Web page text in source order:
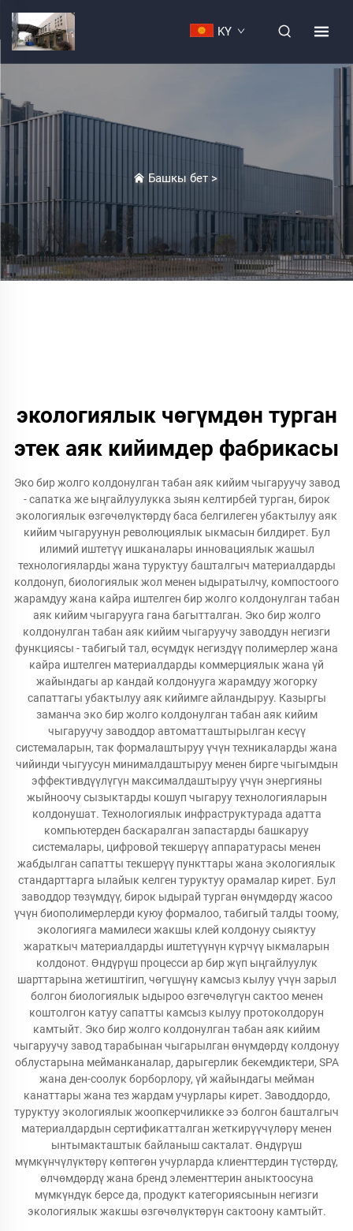
KY
Башкы бет>
экологиялык чөгүмдөн турган
этек аяк кийимдер фабрикасы
Эко бир жолго колдонулган табан аяк кийим чыгаруучу завод
- сапатка же ыңгайлуулукка зыян келтирбей турган, бирок
экологиялык өзгөчөлүктөрдү баса белгилеген убактылуу аяк
кийим чыгаруунун революциялык ыкмасын билдирет. Бул
илимий иштетүү ишканалары инновациялык жашыл
технологияларды жана туруктуу башталгыч материалдарды
колдонуп, биологиялык жол менен ыдыратылчу, компостоого
жарамдуу жана кайра иштелген бир жолго колдонулган табан
аяк кийим чыгарууга гана багытталган. Эко бир жолго
колдонулган табан аяк кийим чыгаруучу заводдун негизги
функциясы - табигый тал, өсүмдүк негиздүү полимерлер жана
кайра иштелген материалдарды коммерциялык жана үй
жайындагы ар кандай колдонууга жарамдуу жогорку
сапаттагы убактылуу аяк кийимге айландыруу. Казыргы
заманча эко бир жолго колдонулган табан аяк кийим
чыгаруучу заводдор автоматташтырылган кесүү
системаларын, так формалаштыруу үчүн техникаларды жана
чийинди чыгуусун минималдаштыруу менен бирге чыгымдын
эффективдүүлүгүн максималдаштыруу үчүн энергияны
жыйноочу сызыктарды кошуп чыгаруу технологияларын
колдонушат. Технологиялык инфраструктурада адатта
компьютерден баскаралган запастарды башкаруу
системалары, цифровой текшерүү аппаратурасы менен
жабдылган сапатты текшерүү пункттары жана экологиялык
стандарттарга ылайык келген туруктуу орамалар кирет. Бул
заводдор төзүмдүү, бирок ыдырай турган өнүмдөрдү жасоо
үчүн биополимерлерди куюу формалоо, табигый талды тоому,
экологияга мамилеси жакшы клей колдонуу сыяктуу
жараткыч материалдарды иштетүүнүн күрчүү ыкмаларын
колдонот. Өндүрүш процесси ар бир жүп ыңгайлуулук
шарттарына жетиштirип, чөгүшүнү камсыз кылуу үчүн зарыл
болгон биологиялык ыдыроо өзгөчөлүгүн сактоо менен
коштолгон катуу сапатты камсыз кылуу протоколдорун
камтыйт. Эко бир жолго колдонулган табан аяк кийим
чыгаруучу завод тарабынан чыгарылган өнүмдөрдү колдонуу
облустарына мейманканалар, дарыгерлик бекемдиктери, SPA
жана ден-соолук борборлору, үй жайындагы мейман
канаттары жана тез жардам учурлары кирет. Заводдордо,
туруктуу экологиялык жоопкерчиликке ээ болгон башталгыч
материалдардын сертификатталган жеткирүүчүлөрү менен
ынтымакташтык байланыш сакталат. Өндүрүш
мүмкүнчүлүктөрү көптөгөн учурларда клиенттердин түстөрдү,
өлчөмдөрдү жана бренд элементтерин аныктоосуна
мүмкүндүк берсе да, продукт категориясынын негизги
экологиялык жакшы өзгөчөлүктөрүн сактоону камтыйт.